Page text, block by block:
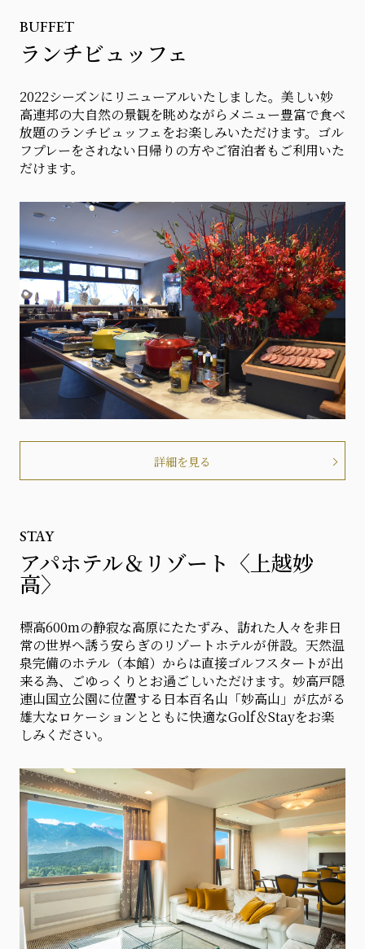
BUFFET
ランチビュッフェ
2022シーズンにリニューアルいたしました。美しい妙
高連邦の大自然の景観を眺めながらメニュー豊富で食べ
放題のランチビュッフェをお楽しみいただけます。ゴル
フプレーをされない日帰りの方やご宿泊者もご利用いた
だけます。
詳細を見る
STAY
アパホテル＆リゾート〈上越妙
高〉
標高600mの静寂な高原にたたずみ、訪れた人々を非日
常の世界へ誘う安らぎのリゾートホテルが併設。天然温
泉完備のホテル（本館）からは直接ゴルフスタートが出
来る為、ごゆっくりとお過ごしいただけます。妙高戸隠
連山国立公園に位置する日本百名山「妙高山」が広がる
雄大なロケーションとともに快適なGolf＆Stayをお楽
しみください。